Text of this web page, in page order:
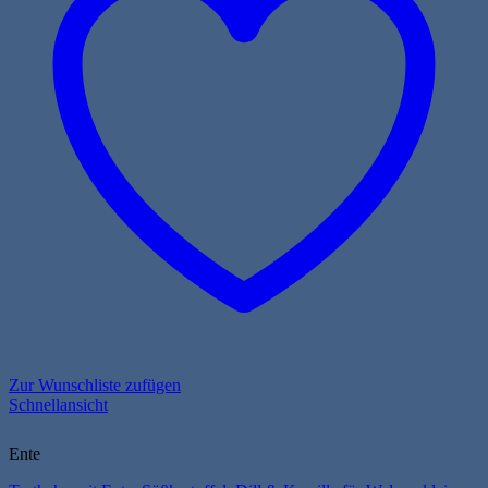
Zur Wunschliste zufügen
Schnellansicht
Ente